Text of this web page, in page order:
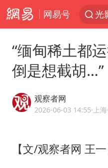
网易号
情
白
“缅甸稀土都
倒是想截胡…”
观察者网
2026-06-03 14:55·上海
【文/观察者网 王一